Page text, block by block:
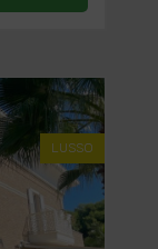
LUSSO